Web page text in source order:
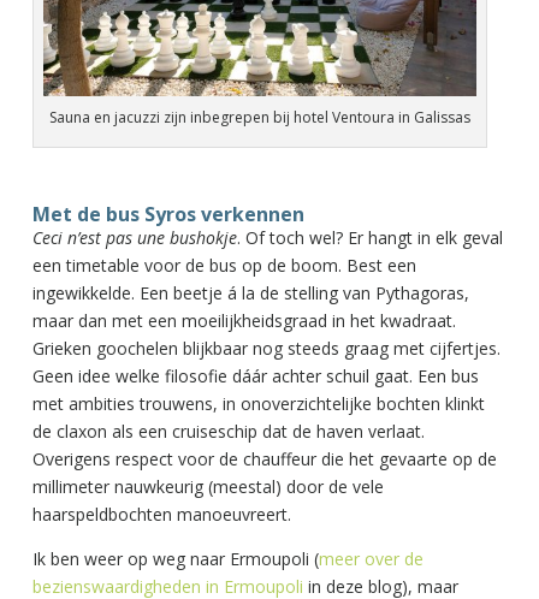
Sauna en jacuzzi zijn inbegrepen bij hotel Ventoura in Galissas
Met de bus Syros verkennen
Ceci n’est pas une bushokje. Of toch wel? Er hangt in elk geval
een timetable voor de bus op de boom. Best een
ingewikkelde. Een beetje á la de stelling van Pythagoras,
maar dan met een moeilijkheidsgraad in het kwadraat.
Grieken goochelen blijkbaar nog steeds graag met cijfertjes.
Geen idee welke filosofie dáár achter schuil gaat. Een bus
met ambities trouwens, in onoverzichtelijke bochten klinkt
de claxon als een cruiseschip dat de haven verlaat.
Overigens respect voor de chauffeur die het gevaarte op de
millimeter nauwkeurig (meestal) door de vele
haarspeldbochten manoeuvreert.
Ik ben weer op weg naar Ermoupoli (meer over de
bezienswaardigheden in Ermoupoli in deze blog), maar